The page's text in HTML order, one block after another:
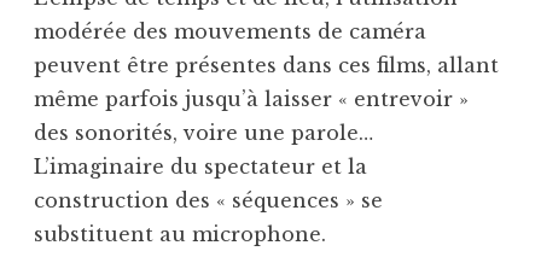
modérée des mouvements de caméra
peuvent être présentes dans ces films, allant
même parfois jusqu’à laisser « entrevoir »
des sonorités, voire une parole…
L’imaginaire du spectateur et la
construction des « séquences » se
substituent au microphone.